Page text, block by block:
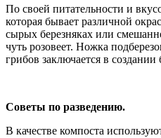
По своей питательности и
которая бывает различной
сырых березняках или
чуть розовеет. Ножка
грибов заключается в
Советы по разведению.
В качестве компоста